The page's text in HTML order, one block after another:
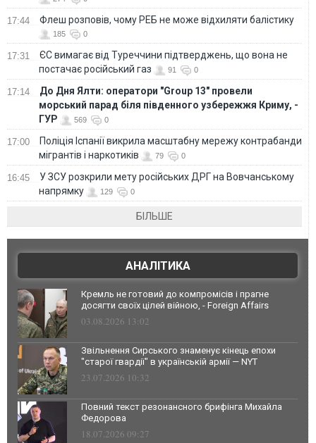
17:44 Флеш розповів, чому РЕБ не може відхиляти балістику
185 0
17:31
ЄС вимагає від Туреччини підтверджень, що вона не
постачає російський газ
91 0
17:14
До Дня Ялти: оператори "Group 13" провели
морський парад біля південного узбережжя Криму, -
ГУР
569 0
17:00
Поліція Іспанії викрила масштабну мережу контрабанди
мігрантів і наркотиків
79 0
16:45
У ЗСУ розкрили мету російських ДРГ на Вовчанському
напрямку
129 0
БІЛЬШЕ
АНАЛІТИКА
Кремль не готовий до компромісів і прагне
досягти своїх цілей війною, - Foreign Affairs
03.08.2026 13:02
Звільнення Сирського знаменує кінець епохи
"старої гвардії" в українській армії — NYT
23.07.2026 10:32
Повний текст резонансного брифінга Михайла
Федорова
18.07.2026 09:27